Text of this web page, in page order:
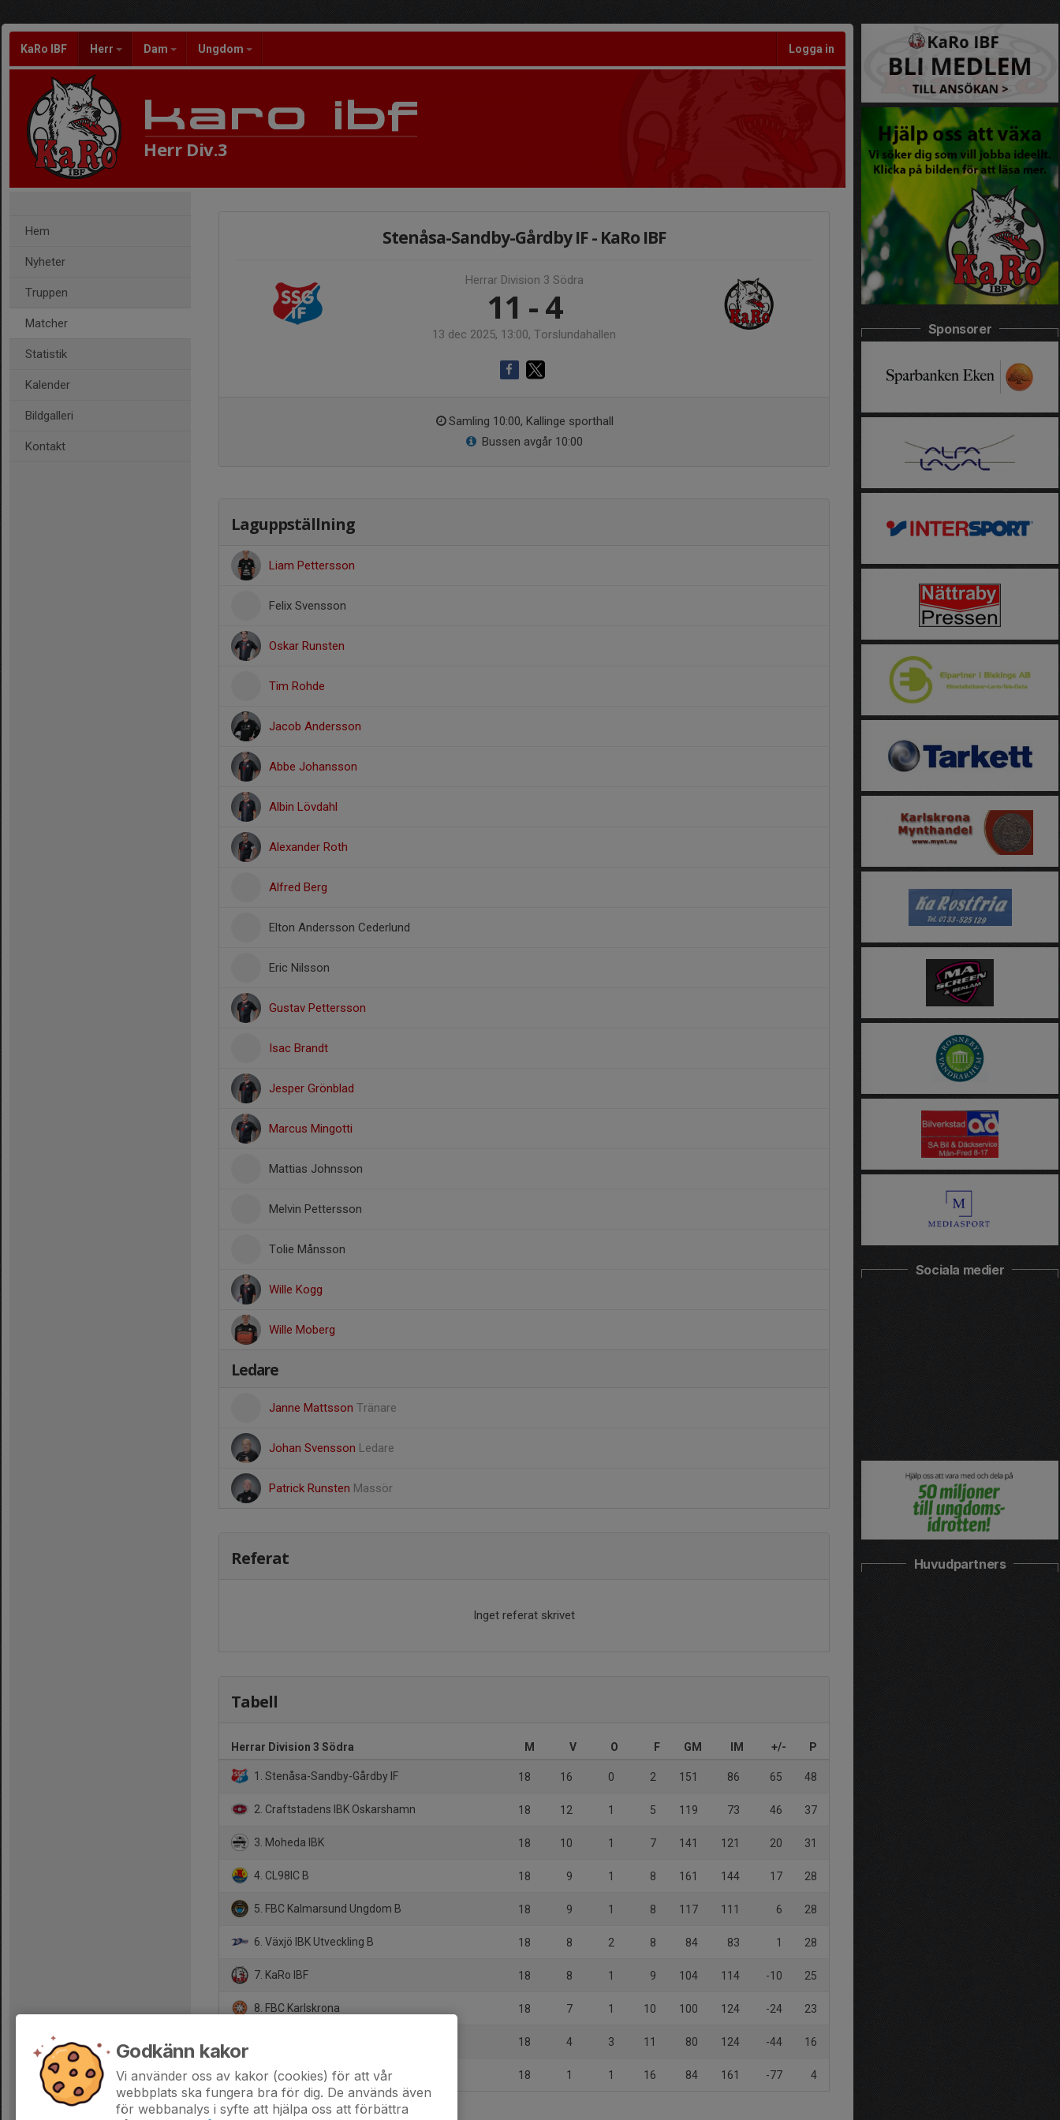
KaRo IBF Herr Dam Ungdom Logga in
Herr Div.3
Hem
Nyheter
Truppen
Matcher
Statistik
Kalender
Bildgalleri
Kontakt
Stenåsa-Sandby-Gårdby IF - KaRo IBF
Herrar Division 3 Södra
11 - 4
13 dec 2025, 13:00, Torslundahallen
Samling 10:00, Kallinge sporthall
Bussen avgår 10:00
Laguppställning
Liam Pettersson
Felix Svensson
Oskar Runsten
Tim Rohde
Jacob Andersson
Abbe Johansson
Albin Lövdahl
Alexander Roth
Alfred Berg
Elton Andersson Cederlund
Eric Nilsson
Gustav Pettersson
Isac Brandt
Jesper Grönblad
Marcus Mingotti
Mattias Johnsson
Melvin Pettersson
Tolie Månsson
Wille Kogg
Wille Moberg
Ledare
Janne Mattsson Tränare
Johan Svensson Ledare
Patrick Runsten Massör
Referat
Inget referat skrivet
Tabell
Herrar Division 3 Södra M V O F GM IM +/- P
1. Stenåsa-Sandby-Gårdby IF 18 16 0 2 151 86 65 48
2. Craftstadens IBK Oskarshamn 18 12 1 5 119 73 46 37
3. Moheda IBK 18 10 1 7 141 121 20 31
4. CL98IC B 18 9 1 8 161 144 17 28
5. FBC Kalmarsund Ungdom B 18 9 1 8 117 111 6 28
6. Växjö IBK Utveckling B 18 8 2 8 84 83 1 28
7. KaRo IBF 18 8 1 9 104 114 -10 25
8. FBC Karlskrona 18 7 1 10 100 124 -24 23
18 4 3 11 80 124 -44 16
10. Öjaby Sport IBK 18 1 1 16 84 161 -77 4
Sponsorer
Sociala medier
Huvudpartners
Godkänn kakor
Vi använder oss av kakor (cookies) för att vår
webbplats ska fungera bra för dig. De används även
för webbanalys i syfte att hjälpa oss att förbättra